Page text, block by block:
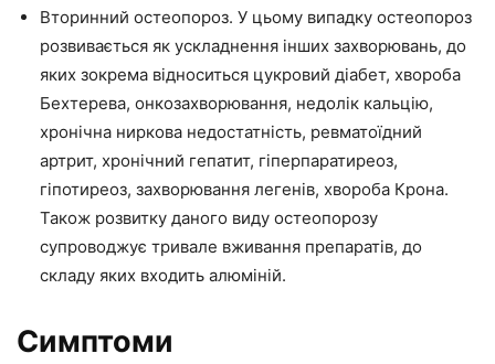
Вторинний остеопороз. У цьому випадку остеопороз
розвивається як ускладнення інших захворювань, до
яких зокрема відноситься цукровий діабет, хвороба
Бехтерева, онкозахворювання, недолік кальцію,
хронічна ниркова недостатність, ревматоїдний
артрит, хронічний гепатит, гіперпаратиреоз,
гіпотиреоз, захворювання легенів, хвороба Крона.
Також розвитку даного виду остеопорозу
супроводжує тривале вживання препаратів, до
складу яких входить алюміній.
Симптоми